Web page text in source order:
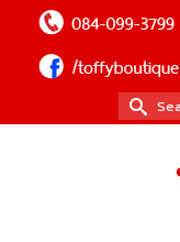
Search
for: